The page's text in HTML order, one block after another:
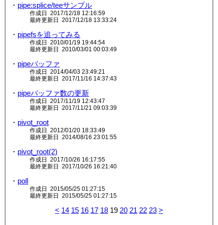
・ pipe:splice/teeサンプル
作成日 2017/12/18 12:16:59
最終更新日 2017/12/18 13:33:24
・ pipefsを追ってみる
作成日 2010/01/19 19:44:54
最終更新日 2010/03/01 00:03:49
・ pipeバッファ
作成日 2014/04/03 23:49:21
最終更新日 2017/11/16 14:37:43
・ pipeバッファ数の更新
作成日 2017/11/19 12:43:47
最終更新日 2017/11/21 09:03:39
・ pivot_root
作成日 2012/01/20 18:33:49
最終更新日 2014/08/16 23:01:55
・ pivot_root(2)
作成日 2017/10/26 16:17:55
最終更新日 2017/10/26 16:21:40
・ poll
作成日 2015/05/25 01:27:15
最終更新日 2015/05/25 01:27:15
< 14 15 16 17 18 19 20 21 22 23 >